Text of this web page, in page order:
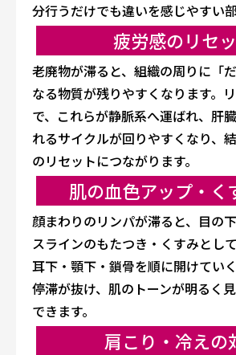
分行うだけでも違いを感じやすい部
疲労感のリセ
老廃物が滞ると、組織の周りに「
なる物質が残りやすくなります。
で、これらが静脈系へ運ばれ、肝
れるサイクルが回りやすくなり、
のリセットにつながります。
肌の血色アップ・く
顔まわりのリンパが滞ると、目の
スラインのもたつき・くすみとし
耳下・顎下・鎖骨を順に開けてい
停滞が抜け、肌のトーンが明るく
できます。
肩こり・冷えの